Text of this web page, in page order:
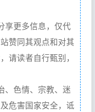
享更多信息，仅代
赞同其观点和对其
请读者自行甄别，
、色情、宗教、迷
危害国家安全，诋